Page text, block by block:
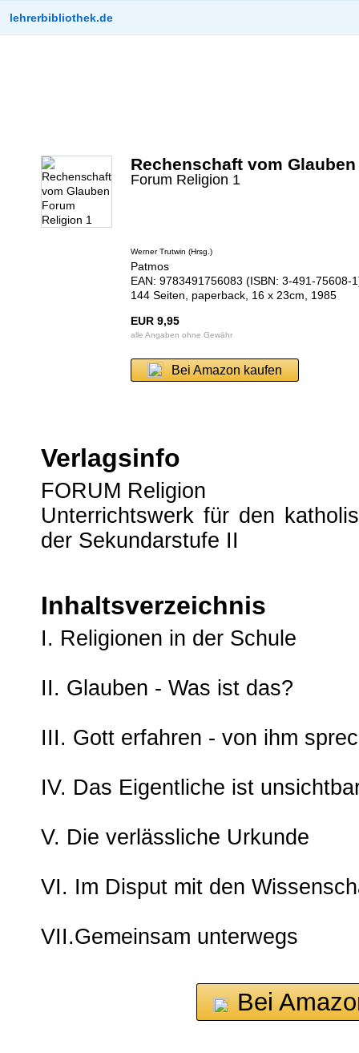
lehrerbibliothek.de
Rechenschaft vom Glauben
Forum Religion 1
Werner Trutwin (Hrsg.)
Patmos
EAN: 9783491756083 (ISBN: 3-491-75608-
144 Seiten, paperback, 16 x 23cm, 1985
EUR 9,95
alle Angaben ohne Gewähr
Bei Amazon kaufen
Verlagsinfo
FORUM Religion
Unterrichtswerk für den
der Sekundarstufe II
Inhaltsverzeichnis
I. Religionen in der Schule
II. Glauben - Was ist das?
III. Gott erfahren - von ihm
IV. Das Eigentliche ist
V. Die verlässliche Urkunde
VI. Im Disput mit den
VII.Gemeinsam unterwegs
Bei